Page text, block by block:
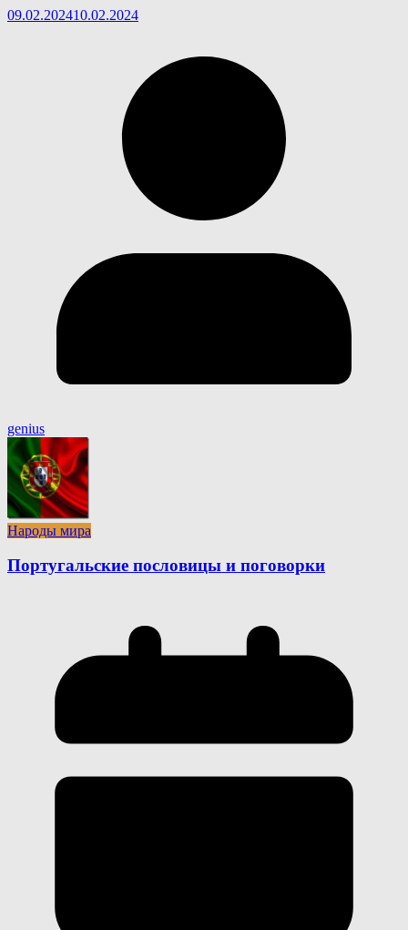
09.02.202410.02.2024
genius
Народы мира
Португальские пословицы и поговорки